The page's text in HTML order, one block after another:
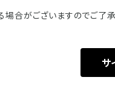
合がございますのでご了承
サ